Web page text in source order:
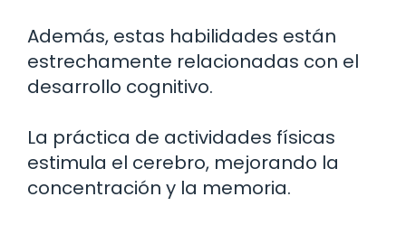
Además, estas habilidades están
estrechamente relacionadas con el
desarrollo cognitivo.
La práctica de actividades físicas
estimula el cerebro, mejorando la
concentración y la memoria.